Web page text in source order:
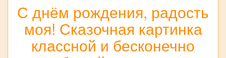
С днём рождения, радость
моя! Сказочная картинка
классной и бесконечно